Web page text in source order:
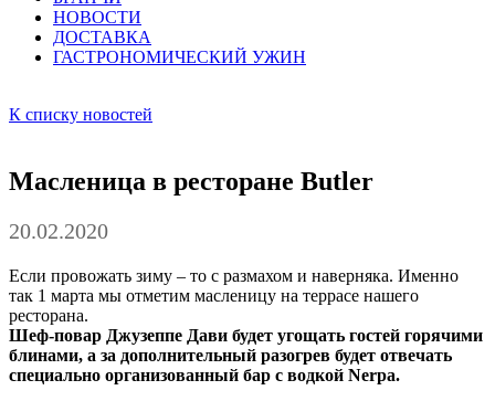
НОВОСТИ
ДОСТАВКА
ГАСТРОНОМИЧЕСКИЙ УЖИН
К списку новостей
Масленица в ресторане Butler
20.02.2020
Если провожать зиму – то с размахом и наверняка. Именно
так 1 марта мы отметим масленицу на террасе нашего
ресторана.
Шеф-повар Джузеппе Дави будет угощать гостей горячими
блинами, а за дополнительный разогрев будет отвечать
специально организованный бар с водкой Nerpa.